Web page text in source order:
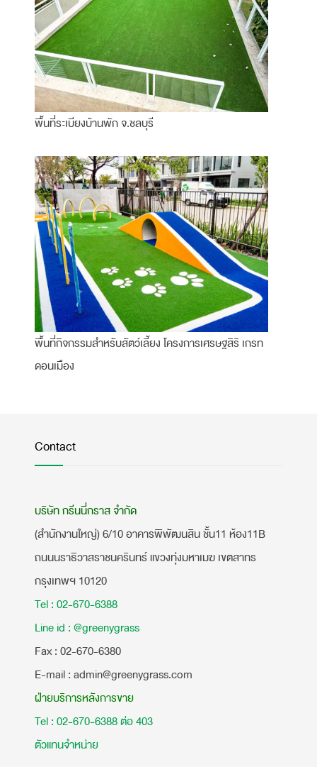
พื้นที่ระเบียงบ้านพัก จ.ชลบุรี
พื้นที่กิจกรรมสำหรับสัตว์เลี้ยง โครงการเศรษฐสิริ เกรท
ดอนเมือง
Contact
บริษัท กรีนนี่กราส จำกัด
(สำนักงานใหญ่) 6/10 อาคารพิพัฒนสิน ชั้น11 ห้อง11B
ถนนนราธิวาสราชนครินทร์ แขวงทุ่งมหาเมฆ เขตสาทร
กรุงเทพฯ 10120
Tel : 02-670-6388
Line id : @greenygrass
​Fax : 02-670-6380
E-mail : admin@greenygrass.com
ฝ่ายบริการหลังการขาย
Tel : 02-670-6388 ต่อ 403
ตัวแทนจำหน่าย